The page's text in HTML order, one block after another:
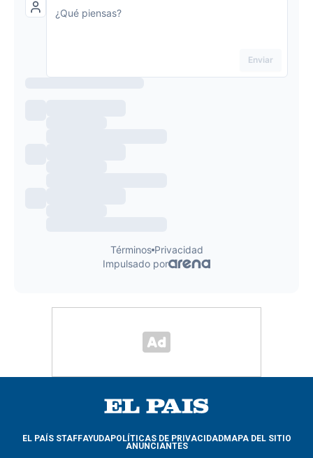
EL PAÍS STAFFAYUDAPOLÍTICAS DE PRIVACIDADMAPA DEL SITIO
ANUNCIANTES